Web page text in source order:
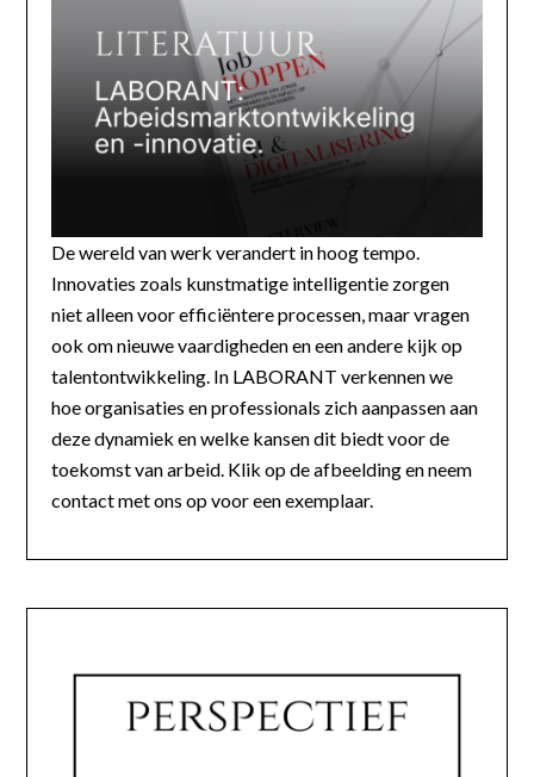
De wereld van werk verandert in hoog tempo.
Innovaties zoals kunstmatige intelligentie zorgen
niet alleen voor efficiëntere processen, maar vragen
ook om nieuwe vaardigheden en een andere kijk op
talentontwikkeling. In LABORANT verkennen we
hoe organisaties en professionals zich aanpassen aan
deze dynamiek en welke kansen dit biedt voor de
toekomst van arbeid. Klik op de afbeelding en neem
contact met ons op voor een exemplaar.